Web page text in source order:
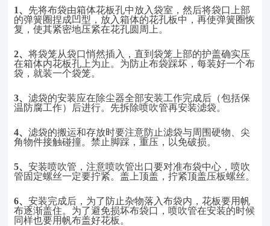
1、 先将布袋由箱体花板孔中放入袋室，然后将袋口上部
的弹簧圈捏成凹型，放入箱体的花孔板中，再使弹簧圈恢
复，使其紧密地压紧在花孔圆周上。
2、将袋笼从袋口悄然插入，直到袋笼上部的护盖确实压
在箱体内花板孔上为止。为防止布袋踩坏，每装好一个布
袋，就装一个袋笼。
3、滤袋的安装应在除尘器全部安装工作完成后（包括保
温防腐工作）后进行。先拆除喷吹管再安装滤袋。
4、滤袋的搬运和存放时要注意防止滤袋与周围硬物、尖
角物件接触碰撞。禁止脚踩，重压，以免破损。
5、安装喷吹管，注意喷吹管出口要对准布袋中心，喷吹
管固定螺丝一定要拧紧。盖上顶盖，拧紧顶盖压板螺丝。
6、安装完成后，为了防止杂物落入布袋内，花板要用帆
布逐渐盖住。为了避免损坏布袋口，喷吹管在安装的时候
同样也要用帆布盖好花板。